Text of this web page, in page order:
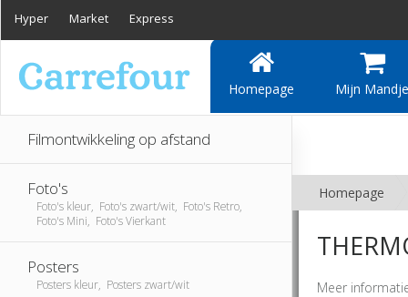
Hyper Market Express
Homepage Mijn Mandje
Filmontwikkeling op afstand
Foto's
Foto's kleur, Foto's zwart/wit, Foto's Retro,
Foto's Mini, Foto's Vierkant
Posters
Posters kleur, Posters zwart/wit
Homepage
Meer